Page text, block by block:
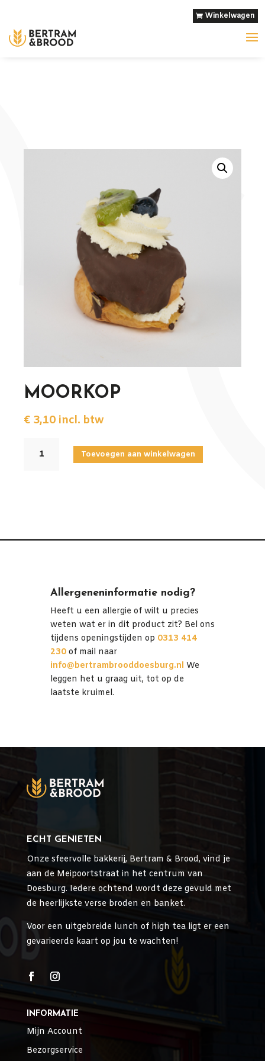
Winkelwagen
MOORKOP
€ 3,10 incl. btw
aantal
Toevoegen aan winkelwagen
Allergeneninformatie nodig?
Heeft u een allergie of wilt u precies
weten wat er in dit product zit? Bel ons
tijdens openingstijden op 0313 414
230of mail naar
info@bertrambrooddoesburg.nl We
leggen het u graag uit, tot op de
laatste kruimel.
ECHT GENIETEN
Onze sfeervolle bakkerij, Bertram & Brood, vind je
aan de Meipoortstraat in het centrum van
Doesburg. Iedere ochtend wordt deze gevuld met
de heerlijkste verse broden en banket.
Voor een uitgebreide lunch of high tea ligt er een
gevarieerde kaart op jou te wachten!
INFORMATIE
Mijn Account
Bezorgservice